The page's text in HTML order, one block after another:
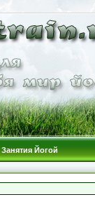
Занятия Йогой